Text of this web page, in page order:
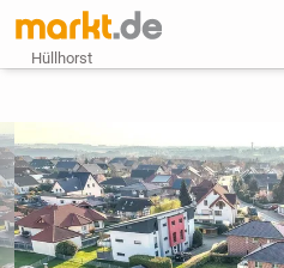
Hüllhorst